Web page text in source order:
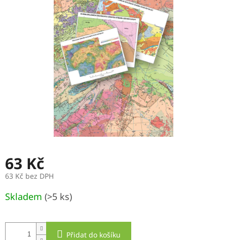
63 Kč
63 Kč bez DPH
cena:
Skladem (>5 ks)
Přidat do košíku